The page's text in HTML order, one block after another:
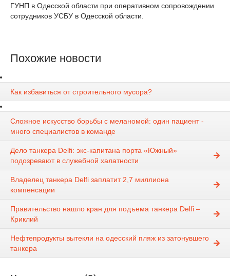
ГУНП в Одесской области при оперативном сопровождении
сотрудников УСБУ в Одесской области.
Похожие новости
Как избавиться от строительного мусора?
Сложное искусство борьбы с меланомой: один пациент -
много специалистов в команде
Дело танкера Delfi: экс-капитана порта «Южный»
подозревают в служебной халатности
Владелец танкера Delfi заплатит 2,7 миллиона
компенсации
Правительство нашло кран для подъема танкера Delfi –
Криклий
Нефтепродукты вытекли на одесский пляж из затонувшего
танкера